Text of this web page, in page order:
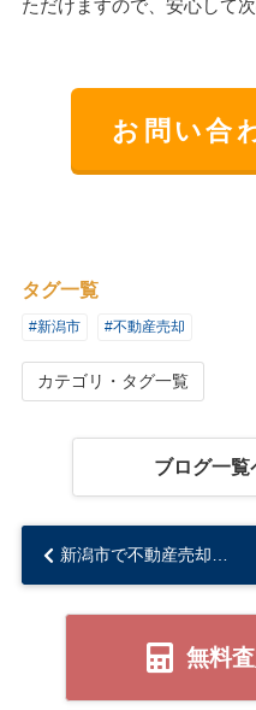
ただけますので、安心して
お問い合
タグ一覧
#新潟市 #不動産売却
カテゴリ・タグ一覧
ブログ一覧
新潟市で不動産売却内覧準備のポイントは？見落としがちな注意点も解説...
無料